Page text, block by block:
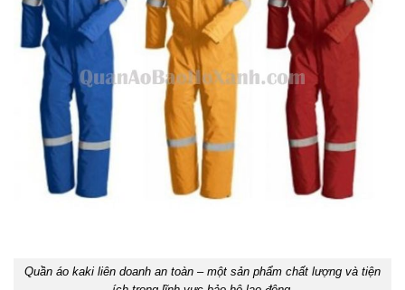
Quần áo kaki liên doanh an toàn – một sản phẩm chất lượng và tiện